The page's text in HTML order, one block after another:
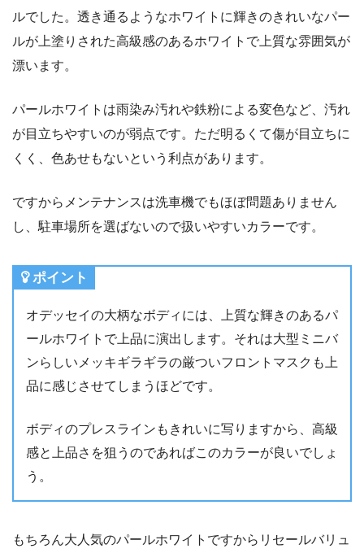
ルでした。透き通るようなホワイトに輝きのきれいなパー
ルが上塗りされた高級感のあるホワイトで上質な雰囲気が
漂います。
パールホワイトは雨染み汚れや鉄粉による変色など、汚れ
が目立ちやすいのが弱点です。ただ明るくて傷が目立ちに
くく、色あせもないという利点があります。
ですからメンテナンスは洗車機でもほぼ問題ありません
し、駐車場所を選ばないので扱いやすいカラーです。
ポイント
オデッセイの大柄なボディには、上質な輝きのあるパ
ールホワイトで上品に演出します。それは大型ミニバ
ンらしいメッキギラギラの厳ついフロントマスクも上
品に感じさせてしまうほどです。
ボディのプレスラインもきれいに写りますから、高級
感と上品さを狙うのであればこのカラーが良いでしょ
う。
もちろん大人気のパールホワイトですからリセールバリュ